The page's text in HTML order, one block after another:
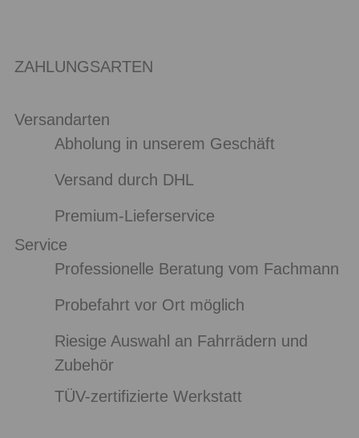
ZAHLUNGSARTEN
Versandarten
Abholung in unserem Geschäft
Versand durch DHL
Premium-Lieferservice
Service
Professionelle Beratung vom Fachmann
Probefahrt vor Ort möglich
Riesige Auswahl an Fahrrädern und
Zubehör
TÜV-zertifizierte Werkstatt